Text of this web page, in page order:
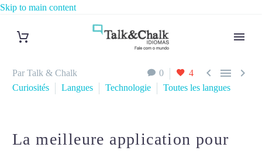
Skip to main content
0 4   
Par Talk & Chalk
Curiosités
Langues Technologie Toutes les langues
La meilleure application pour